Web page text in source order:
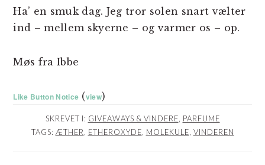
Ha’ en smuk dag. Jeg tror solen snart vælter
ind – mellem skyerne – og varmer os – op.
Møs fra Ibbe
Like Button Notice (view)
SKREVET I: GIVEAWAYS & VINDERE, PARFUME
TAGS: ÆTHER, ETHEROXYDE, MOLEKULE, VINDEREN